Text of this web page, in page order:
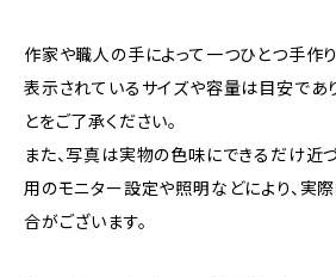
作家や職人の手によって一つひとつ手作
表示されているサイズや容量は目安であ
とをご了承ください。
また、写真は実物の色味にできるだけ近
用のモニター設定や照明などにより、実
合がございます。